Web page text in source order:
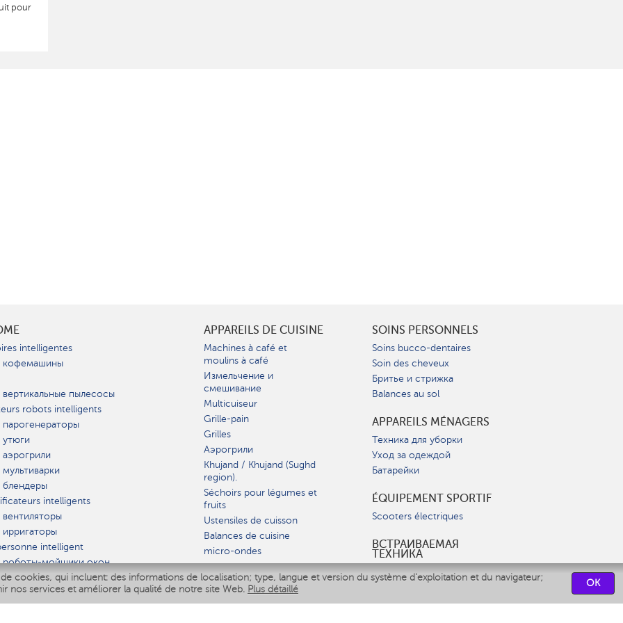
cookies, qui incluent: des informations de localisation; type, langue et version du système d'exploitation et du navigateur;
nos services et améliorer la qualité de notre site Web. Plus détaillé
OK
pour
intelligentes
кофемашины
пылесосы
robots intelligents
intelligents
intelligent
роботы-мойщики окон
intelligent
IQ Home
APPAREILS DE CUISINE
Machines à café et
moulins à café
Измельчение и
смешивание
Multicuiseur
Grille-pain
Grilles
Аэрогрили
Khujand / Khujand (Sughd
region).
Séchoirs pour légumes et
fruits
Ustensiles de cuisson
Balances de cuisine
micro-ondes
VAISSELLE
SOINS PERSONNELS
Soins bucco-dentaires
Soin des cheveux
Бритье и стрижка
Balances au sol
APPAREILS MÉNAGERS
Техника для уборки
Уход за одеждой
Батарейки
ÉQUIPEMENT SPORTIF
Scooters électriques
ВСТРАИВАЕМАЯ
ТЕХНИКА
Вытяжки
Духовые шкафы